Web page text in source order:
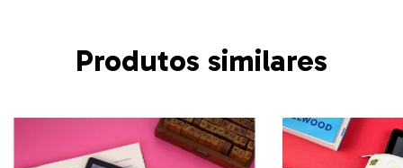
Produtos similares